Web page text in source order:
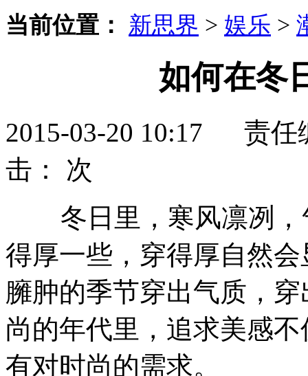
当前位置： 新思界 > 娱乐 >
如何在冬
2015-03-20 10:17 责
击： 次
冬日里，寒风凛冽，
得厚一些，穿得厚自然
臃肿的季节穿出气质，
尚的年代里，追求美感
有对时尚的需求。